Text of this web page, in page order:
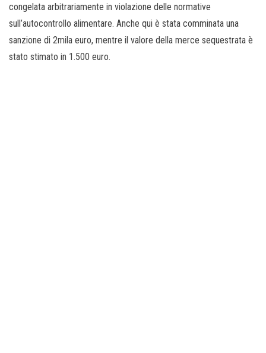
congelata arbitrariamente in violazione delle normative
sull’autocontrollo alimentare. Anche qui è stata comminata una
sanzione di 2mila euro, mentre il valore della merce sequestrata è
stato stimato in 1.500 euro.